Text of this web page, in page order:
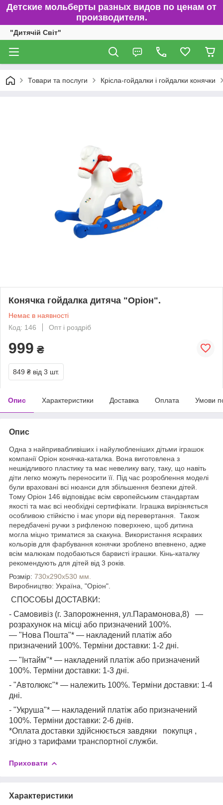
Детские мольберты разных видов по ценам от
производителя.
"Дитячій Світ"
Товари та послуги Крісла-гойдалки і гойдалки конячки
Конячка гойдалка дитяча "Оріон".
Немає в наявності
Код: 146
Опт і роздріб
999 ₴
849 ₴ від 3 шт.
Опис Характеристики Доставка Оплата Умови
Опис
Одна з найпривабливіших і найулюбленіших дітьми іграшок
компанії Оріон конячка-каталка. Вона виготовлена з
нешкідливого пластику та має невелику вагу, таку, що навіть
діти легко можуть переносити її. Під час розроблення моделі
були враховані всі нюанси для збільшення безпеки дітей.
Тому Оріон 146 відповідає всім європейським стандартам
якості та має всі необхідні сертифікати. Іграшка вирізняється
особливою стійкістю і має упори від перевертання. Також
передбачені ручки з рифленою поверхнею, щоб дитина
могла міцно триматися за скакуна. Використання яскравих
кольорів для фарбування конячки зроблено впевнено, адже
всім малюкам подобаються барвисті іграшки. Кінь-каталку
рекомендують для дітей від 3 років.
Розмір: 730x290x530 мм.
Виробництво: Україна, "Оріон".
СПОСОБЫ ДОСТАВКИ:
- Самовивіз (г. Запорожнення, ул.Парамонова,8) —
розрахунок на місці або призначений 100%.
— "Нова Пошта"* — накладений платіж або
призначений 100%. Терміни доставки: 1-2 дні.
— "Інтайм"* — накладений платіж або призначений
100%. Терміни доставки: 1-3 дні.
- "Автолюкс"* — належить 100%. Терміни доставки: 1-4
дні.
- "Укруша"* — накладений платіж або призначений
100%. Терміни доставки: 2-6 днів.
*Оплата доставки здійснюється завдяки покупця ,
згідно з тарифами транспортної служби.
Приховати
Характеристики